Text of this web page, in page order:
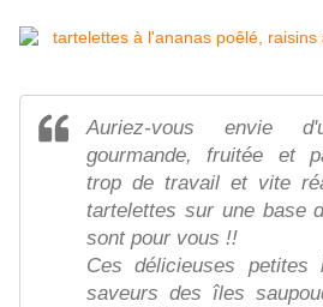
Auriez-vous envie
gourmande, fruitée et
trop de travail et vite
tartelettes sur une base
sont pour vous !!
Ces délicieuses petites
saveurs des îles